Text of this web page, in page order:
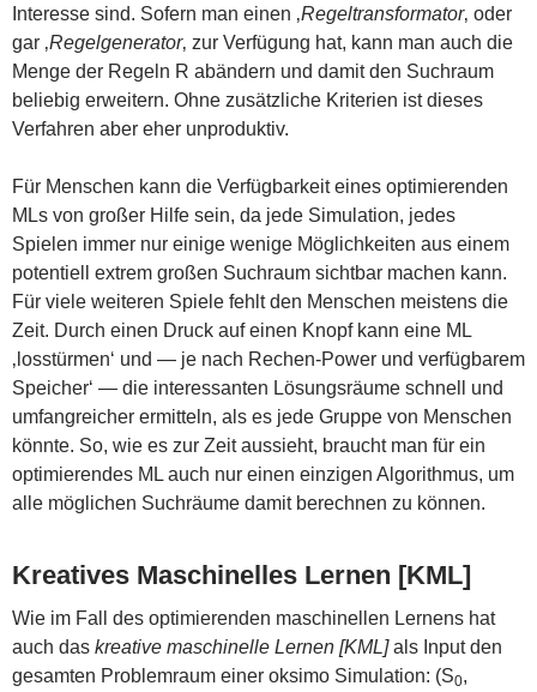
Interesse sind. Sofern man einen ‚Regeltransformator‚ oder
gar ‚Regelgenerator‚ zur Verfügung hat, kann man auch die
Menge der Regeln R abändern und damit den Suchraum
beliebig erweitern. Ohne zusätzliche Kriterien ist dieses
Verfahren aber eher unproduktiv.
Für Menschen kann die Verfügbarkeit eines optimierenden
MLs von großer Hilfe sein, da jede Simulation, jedes
Spielen immer nur einige wenige Möglichkeiten aus einem
potentiell extrem großen Suchraum sichtbar machen kann.
Für viele weiteren Spiele fehlt den Menschen meistens die
Zeit. Durch einen Druck auf einen Knopf kann eine ML
‚losstürmen‘ und — je nach Rechen-Power und verfügbarem
Speicher‘ — die interessanten Lösungsräume schnell und
umfangreicher ermitteln, als es jede Gruppe von Menschen
könnte. So, wie es zur Zeit aussieht, braucht man für ein
optimierendes ML auch nur einen einzigen Algorithmus, um
alle möglichen Suchräume damit berechnen zu können.
Kreatives Maschinelles Lernen [KML]
Wie im Fall des optimierenden maschinellen Lernens hat
auch das kreative maschinelle Lernen [KML]als Input den
gesamten Problemraum einer oksimo Simulation: (S0,